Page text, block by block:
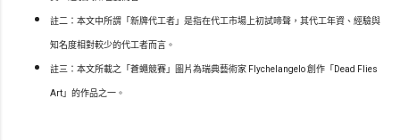
註二：本文中所謂「新牌代工者」是指在代工市場上初試啼聲，其代工年資、經驗與
知名度相對較少的代工者而言。
註三：本文所載之「蒼蠅競賽」圖片為瑞典藝術家 Flychelangelo 創作「Dead Flies
Art」的作品之一。